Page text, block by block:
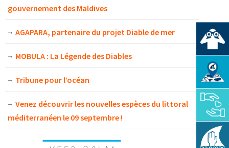
gouvernement des Maldives
AGAPARA, partenaire du projet Diable de mer
MOBULA : La Légende des Diables
Tribune pour l’océan
Venez découvrir les nouvelles espèces du littoral
méditerranéen le 09 septembre !